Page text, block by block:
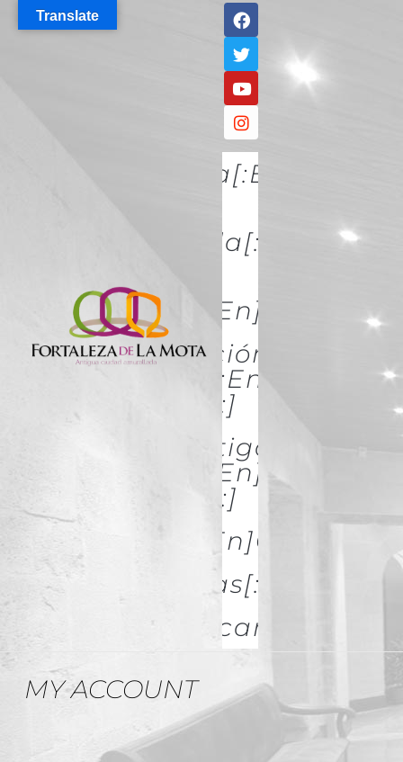
[:es]Conócela[:en]KNOW
[:es]Conservación Y
& Restoration[:]
[:es]Investigación Y
Difusión[:en]Research
& Spread[:]
Descargas
MY ACCOUNT
Translate